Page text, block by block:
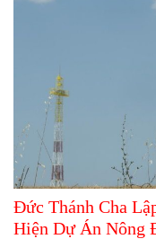
Đức Thánh Cha
Hiện Dự Án Nông